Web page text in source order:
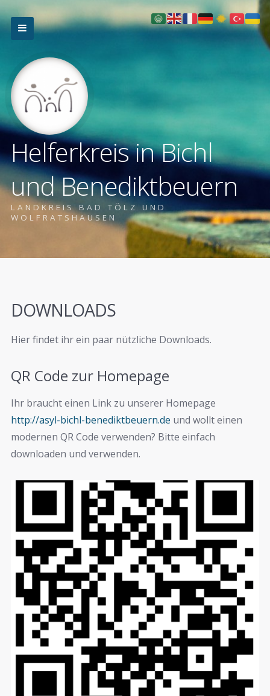
Helferkreis in Bichl
und Benediktbeuern
LANDKREIS BAD TÖLZ UND
WOLFRATSHAUSEN
DOWNLOADS
Hier findet ihr ein paar nützliche Downloads.
QR Code zur Homepage
Ihr braucht einen Link zu unserer Homepage
http://asyl-bichl-benediktbeuern.de und wollt einen
modernen QR Code verwenden? Bitte einfach
downloaden und verwenden.